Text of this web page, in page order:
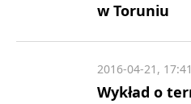
w Toruniu
Wykład o
2016-04-21, 17:41